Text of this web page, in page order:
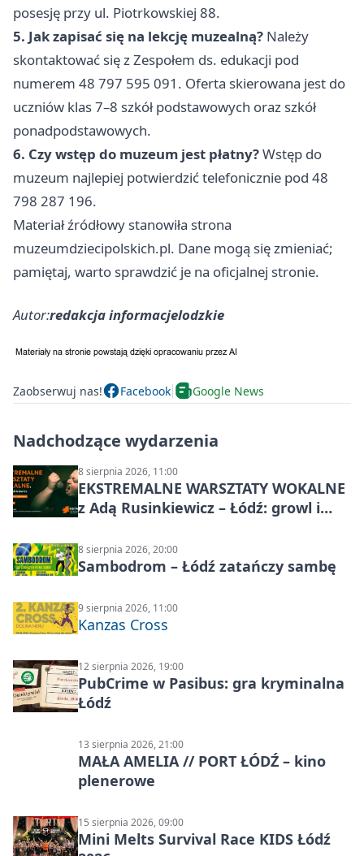
posesję przy ul. Piotrkowskiej 88.
5. Jak zapisać się na lekcję muzealną? Należy
skontaktować się z Zespołem ds. edukacji pod
numerem 48 797 595 091. Oferta skierowana jest do
uczniów klas 7–8 szkół podstawowych oraz szkół
ponadpodstawowych.
6. Czy wstęp do muzeum jest płatny?Wstęp do
muzeum najlepiej potwierdzić telefonicznie pod 48
798 287 196.
Materiał źródłowy stanowiła strona
muzeumdziecipolskich.pl. Dane mogą się zmieniać;
pamiętaj, warto sprawdzić je na oficjalnej stronie.
Autor:redakcja informacjelodzkie
Zaobserwuj nas! Facebook Google News
Nadchodzące wydarzenia
8 sierpnia 2026, 11:00
EKSTREMALNE WARSZTATY WOKALNE
z Adą Rusinkiewicz – Łódź: growl i
8 sierpnia 2026, 20:00
Sambodrom – Łódź zatańczy sambę
9 sierpnia 2026, 11:00
Kanzas Cross
12 sierpnia 2026, 19:00
PubCrime w Pasibus: gra kryminalna
Łódź
13 sierpnia 2026, 21:00
MAŁA AMELIA // PORT ŁÓDŹ – kino
plenerowe
15 sierpnia 2026, 09:00
Mini Melts Survival Race KIDS Łódź